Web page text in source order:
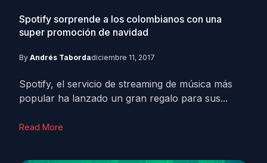
Spotify sorprende a los colombianos con una
super promoción de navidad
By Andrés Tabordadiciembre 11, 2017
Spotify, el servicio de streaming de música más
popular ha lanzado un gran regalo para sus...
Read More